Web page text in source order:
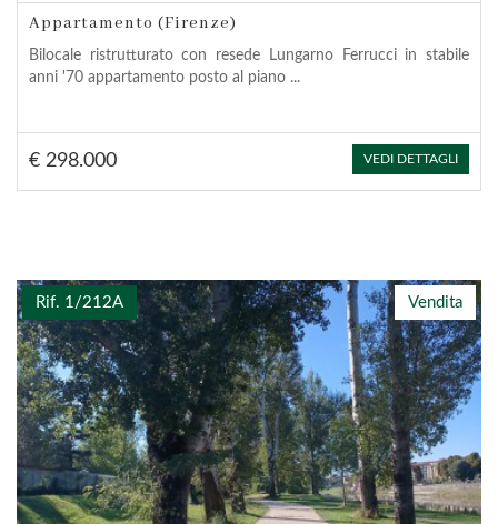
Appartamento (Firenze)
Bilocale ristrutturato con resede Lungarno Ferrucci in stabile
anni '70 appartamento posto al piano ...
€ 298.000 VEDI DETTAGLI
Vendita
Rif. 1/212A